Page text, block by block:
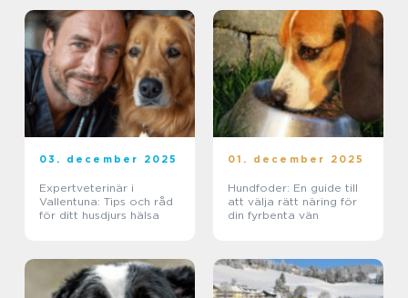
03. december 2025
Expertveterinär i
Vallentuna: Tips och råd
för ditt husdjurs hälsa
01. december 2025
Hundfoder: En guide till
att välja rätt näring för
din fyrbenta vän